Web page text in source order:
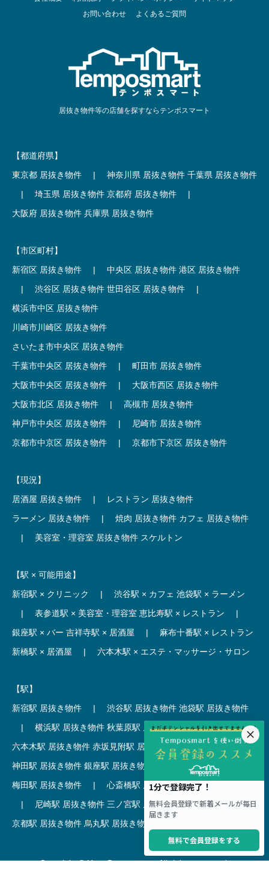
お問い合わせ
よくあるご質問
居抜き物件等の店舗を探すならテンポスマート
【都道府県】
東京都 居抜き物件
| 神奈川県 居抜き物件 千葉県 居抜き物件
|
埼玉県 居抜き物件 京都府 居抜き物件
|
大阪府 居抜き物件 兵庫県 居抜き物件
【市区町村】
新宿区 居抜き物件
| 中央区 居抜き物件 港区 居抜き物件
|
渋谷区 居抜き物件 世田谷区 居抜き物件
|
横浜市中区 居抜き物件
川崎市川崎区 居抜き物件
さいたま市中央区 居抜き物件
千葉市中央区 居抜き物件
|
町田市 居抜き物件
大阪市中央区 居抜き物件
|
大阪市西区 居抜き物件
大阪市北区 居抜き物件
|
高槻市 居抜き物件
神戸市中央区 居抜き物件
|
尼崎市 居抜き物件
京都市中京区 居抜き物件
| 京都市下京区 居抜き物件
【現況】
居酒屋 居抜き物件
|
レストラン 居抜き物件
ラーメン 居抜き物件
| 焼肉 居抜き物件 カフェ 居抜き物件
|
美容室・理容室 居抜き物件 スケルトン
【駅 × 可能用途】
新宿駅 × クリニック
| 渋谷駅 × カフェ 池袋駅 × ラーメン
|
表参道駅 × 美容室・理容室 恵比寿駅 × レストラン
|
銀座駅 × バー 吉祥寺駅 × 居酒屋 |
麻布十番駅 × レストラン
新橋駅 × 居酒屋
| 六本木駅 × エステ・マッサージ・サロン
【駅】
新宿駅 居抜き物件
| 渋谷駅 居抜き物件 池袋駅 居抜き物件
|
横浜駅 居抜き物件 秋葉原駅 居抜き物件
|
六本木駅 居抜き物件 赤坂見附駅 居抜き物件
神田駅 居抜き物件 銀座駅 居抜き物件
吉祥寺駅 居抜き物件
梅田駅 居抜き物件
| 心斎橋駅 居抜き物件 本町駅 居抜き物件
|
尼崎駅 居抜き物件 三ノ宮駅 居抜き物件
|
京都駅 居抜き物件 烏丸駅 居抜き物件
Copyright © Hoct System corp. All rights reserved.